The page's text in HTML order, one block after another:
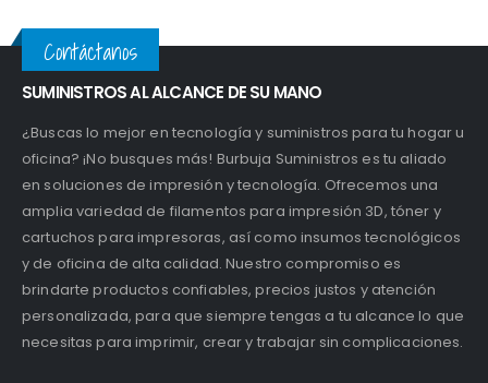
Contáctanos
SUMINISTROS AL ALCANCE DE SU MANO
¿Buscas lo mejor en tecnología y suministros para tu hogar u
oficina? ¡No busques más! Burbuja Suministros es tu aliado
en soluciones de impresión y tecnología. Ofrecemos una
amplia variedad de filamentos para impresión 3D, tóner y
cartuchos para impresoras, así como insumos tecnológicos
y de oficina de alta calidad. Nuestro compromiso es
brindarte productos confiables, precios justos y atención
personalizada, para que siempre tengas a tu alcance lo que
necesitas para imprimir, crear y trabajar sin complicaciones.